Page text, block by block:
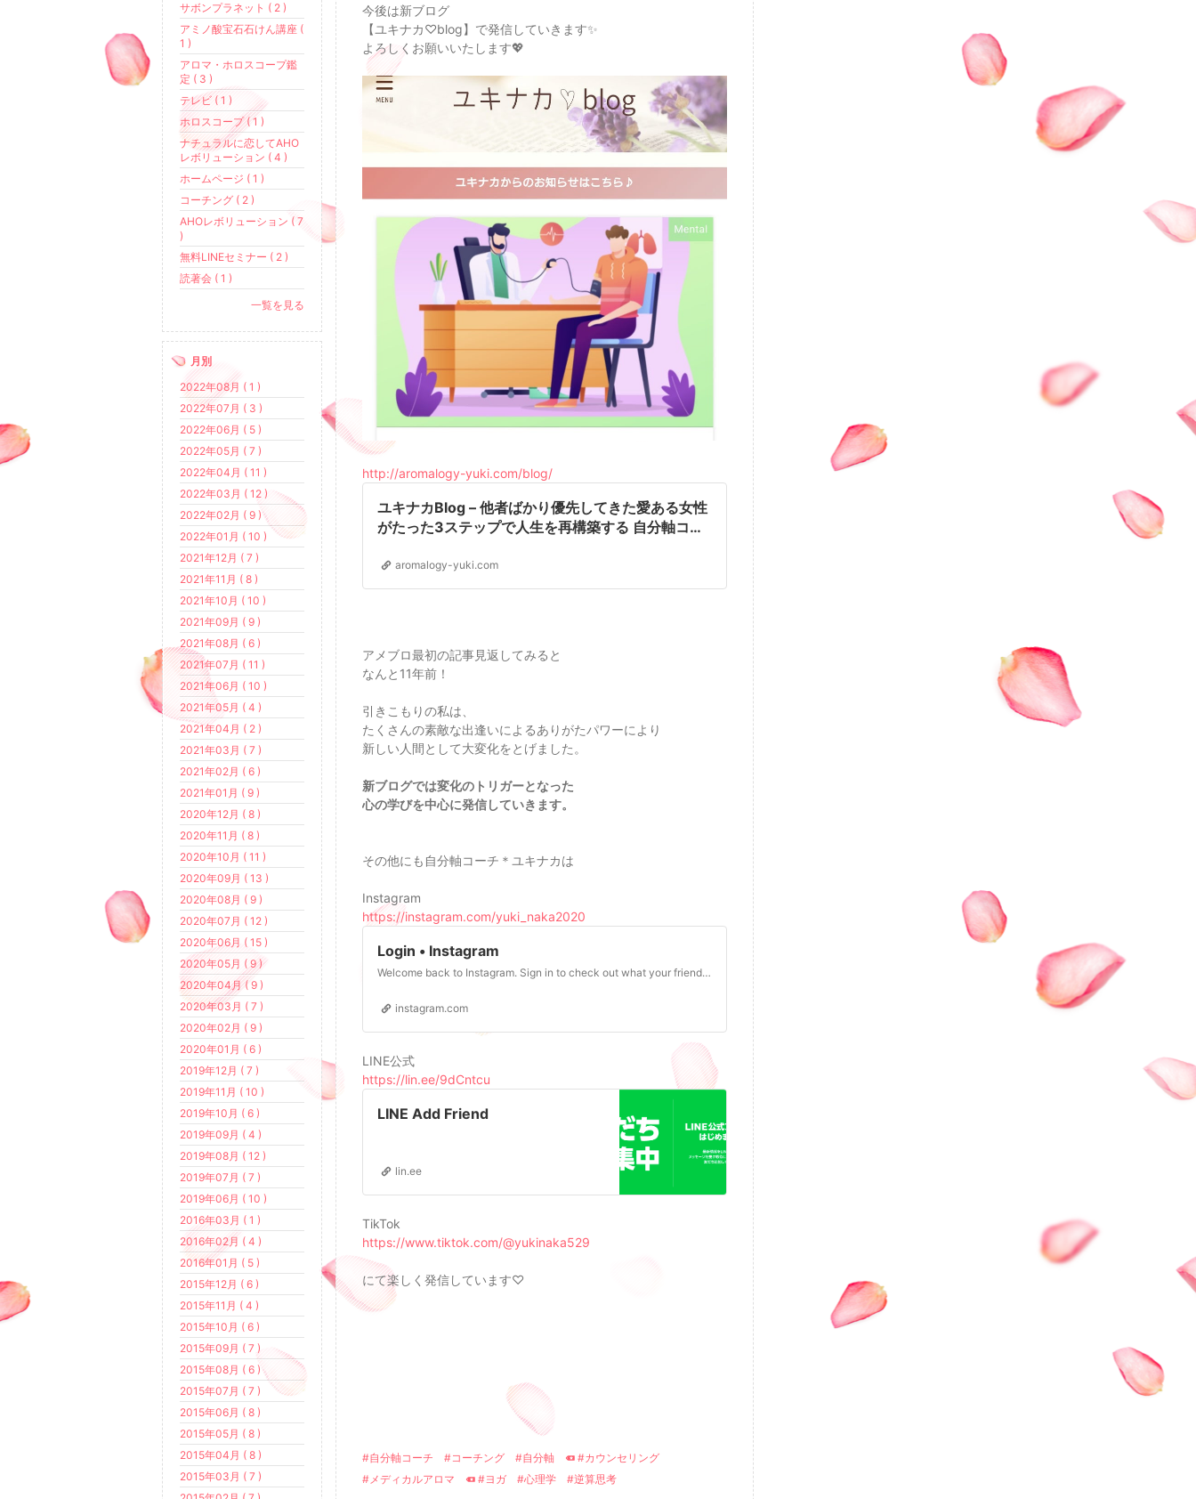
今後は新ブログ
【ユキナカ♡blog】で発信していきます✨
よろしくお願いいたします💖
http://aromalogy-yuki.com/blog/
ユキナカBlog – 他者ばかり優先してきた愛ある女性
がたった3ステップで人生を再構築する 自分軸コー
aromalogy-yuki.com
アメブロ最初の記事見返してみると
なんと11年前！
引きこもりの私は、
たくさんの素敵な出逢いによるありがたパワーにより
新しい人間として大変化をとげました。
新ブログでは変化のトリガーとなった
心の学びを中心に発信していきます。
その他にも自分軸コーチ＊ユキナカは
Instagram
https://instagram.com/yuki_naka2020
Login • Instagram
Welcome back to Instagram. Sign in to check out what your friends, family & interests have been capturing & sharing around the world.
instagram.com
LINE公式
https://lin.ee/9dCntcu
LINE Add Friend
lin.ee
TikTok
https://www.tiktok.com/@yukinaka529
にて楽しく発信しています♡
#自分軸コーチ #コーチング #自分軸
#カウンセリング
#メディカルアロマ
#ヨガ #心理学 #逆算思考
サボンプラネット ( 2 )
アミノ酸宝石石けん講座 (
1 )
アロマ・ホロスコープ鑑
定 ( 3 )
テレビ ( 1 )
ホロスコープ ( 1 )
ナチュラルに恋してAHO
レボリューション ( 4 )
ホームページ ( 1 )
コーチング ( 2 )
AHOレボリューション ( 7
)
無料LINEセミナー ( 2 )
読著会 ( 1 )
一覧を見る
月別
2022年08月 ( 1 )
2022年07月 ( 3 )
2022年06月 ( 5 )
2022年05月 ( 7 )
2022年04月 ( 11 )
2022年03月 ( 12 )
2022年02月 ( 9 )
2022年01月 ( 10 )
2021年12月 ( 7 )
2021年11月 ( 8 )
2021年10月 ( 10 )
2021年09月 ( 9 )
2021年08月 ( 6 )
2021年07月 ( 11 )
2021年06月 ( 10 )
2021年05月 ( 4 )
2021年04月 ( 2 )
2021年03月 ( 7 )
2021年02月 ( 6 )
2021年01月 ( 9 )
2020年12月 ( 8 )
2020年11月 ( 8 )
2020年10月 ( 11 )
2020年09月 ( 13 )
2020年08月 ( 9 )
2020年07月 ( 12 )
2020年06月 ( 15 )
2020年05月 ( 9 )
2020年04月 ( 9 )
2020年03月 ( 7 )
2020年02月 ( 9 )
2020年01月 ( 6 )
2019年12月 ( 7 )
2019年11月 ( 10 )
2019年10月 ( 6 )
2019年09月 ( 4 )
2019年08月 ( 12 )
2019年07月 ( 7 )
2019年06月 ( 10 )
2016年03月 ( 1 )
2016年02月 ( 4 )
2016年01月 ( 5 )
2015年12月 ( 6 )
2015年11月 ( 4 )
2015年10月 ( 6 )
2015年09月 ( 7 )
2015年08月 ( 6 )
2015年07月 ( 7 )
2015年06月 ( 8 )
2015年05月 ( 8 )
2015年04月 ( 8 )
2015年03月 ( 7 )